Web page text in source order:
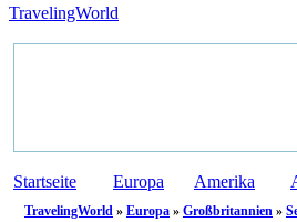
TravelingWorld
Startseite Europa Amerika
TravelingWorld » Europa » Großbritannien »